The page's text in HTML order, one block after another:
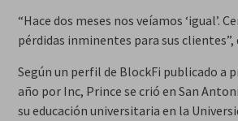
“Hace dos meses nos veíamos ‘igual’.
pérdidas inminentes para sus clientes”,
Según un perfil de BlockFi publicado a
año por Inc, Prince se crió en San
su educación universitaria en la